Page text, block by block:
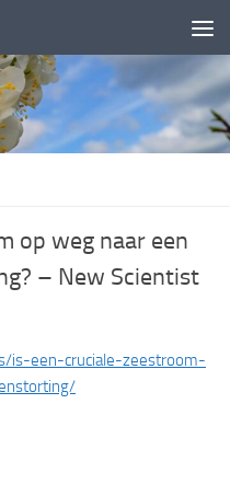
op weg naar een
– New Scientist
is-een-cruciale-zeestroom-